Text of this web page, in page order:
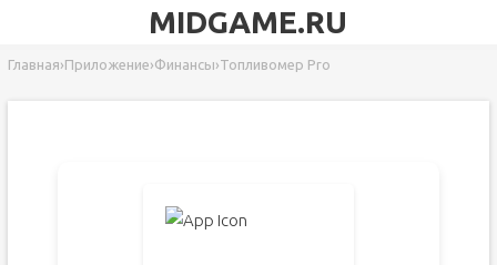
MIDGAME.RU
Главная›Приложение›Финансы›Топливомер Pro